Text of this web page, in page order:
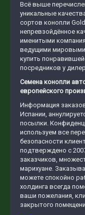
Всё выше
уникальные
сортов конопли
непревзойдённое
именитыми
ведущими мировыми
купить
посредников у
Семена конопли
европейского
Информация
Испании,
посылки.
используем все
безопасности
подтверждено с
заказчиков,
марихуане.
можете спокойно
холдинга всегда
ваши пожелания,
закрытого